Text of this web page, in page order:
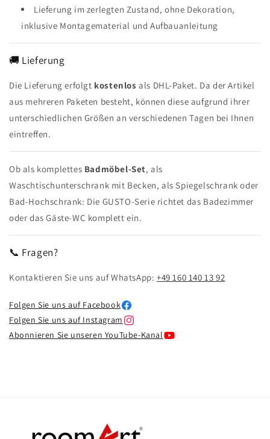
Lieferung im zerlegten Zustand, ohne Dekoration,
inklusive Montagematerial und Aufbauanleitung
🚚 Lieferung
Die Lieferung erfolgt kostenlos als DHL-Paket. Da der Artikel
aus mehreren Paketen besteht, können diese aufgrund ihrer
unterschiedlichen Größen an verschiedenen Tagen bei Ihnen
eintreffen.
Ob als komplettes Badmöbel-Set, als
Waschtischunterschrank mit Becken, als Spiegelschrank oder
Bad-Hochschrank: Die GUSTO-Serie richtet das Badezimmer
oder das Gäste-WC komplett ein.
📞 Fragen?
Kontaktieren Sie uns auf WhatsApp:+49 160 140 13 92
Folgen Sie uns auf Facebook
Folgen Sie uns auf Instagram
Abonnieren Sie unseren YouTube-Kanal